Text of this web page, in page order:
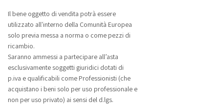
Il bene oggetto di vendita potrà essere
utilizzato all'interno della Comunità Europea
solo previa messa a norma o come pezzi di
ricambio.
Saranno ammessi a partecipare all’asta
esclusivamente soggetti giuridici dotati di
p.iva e qualificabili come Professionisti (che
acquistano i beni solo per uso professionale e
non per uso privato) ai sensi del d.lgs.